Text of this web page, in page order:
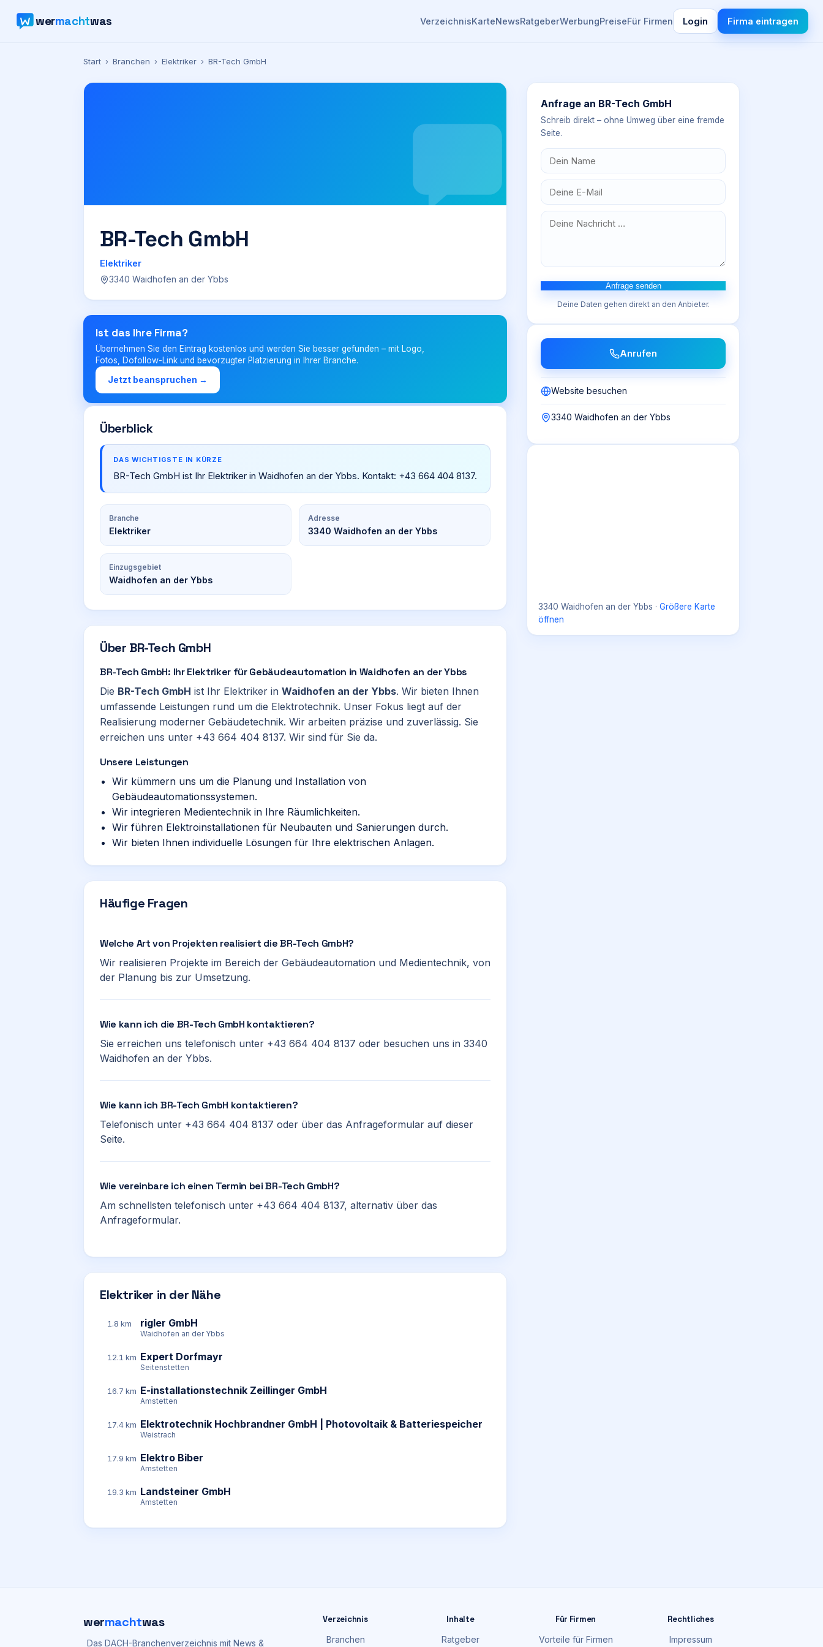
wermachtwas VerzeichnisKarteNewsRatgeberWerbungPreiseFür Firmen Login Firma eintragen
Start › Branchen › Elektriker › BR-Tech GmbH
BR-Tech GmbH
Elektriker
3340 Waidhofen an der Ybbs
Ist das Ihre Firma?
Übernehmen Sie den Eintrag kostenlos und werden Sie besser gefunden – mit Logo,
Fotos, Dofollow-Link und bevorzugter Platzierung in Ihrer Branche.
Jetzt beanspruchen →
Überblick
DAS WICHTIGSTE IN KÜRZE
BR-Tech GmbH ist Ihr Elektriker in Waidhofen an der Ybbs. Kontakt: +43 664 404 8137.
Branche
Elektriker
Adresse
3340 Waidhofen an der Ybbs
Einzugsgebiet
Waidhofen an der Ybbs
Über BR-Tech GmbH
BR-Tech GmbH: Ihr Elektriker für Gebäudeautomation in Waidhofen an der Ybbs
Die BR-Tech GmbH ist Ihr Elektriker in Waidhofen an der Ybbs. Wir bieten Ihnen
umfassende Leistungen rund um die Elektrotechnik. Unser Fokus liegt auf der
Realisierung moderner Gebäudetechnik. Wir arbeiten präzise und zuverlässig. Sie
erreichen uns unter +43 664 404 8137. Wir sind für Sie da.
Unsere Leistungen
Wir kümmern uns um die Planung und Installation von
Gebäudeautomationssystemen.
Wir integrieren Medientechnik in Ihre Räumlichkeiten.
Wir führen Elektroinstallationen für Neubauten und Sanierungen durch.
Wir bieten Ihnen individuelle Lösungen für Ihre elektrischen Anlagen.
Häufige Fragen
Welche Art von Projekten realisiert die BR-Tech GmbH?
Wir realisieren Projekte im Bereich der Gebäudeautomation und Medientechnik, von
der Planung bis zur Umsetzung.
Wie kann ich die BR-Tech GmbH kontaktieren?
Sie erreichen uns telefonisch unter +43 664 404 8137 oder besuchen uns in 3340
Waidhofen an der Ybbs.
Wie kann ich BR-Tech GmbH kontaktieren?
Telefonisch unter +43 664 404 8137 oder über das Anfrageformular auf dieser
Seite.
Wie vereinbare ich einen Termin bei BR-Tech GmbH?
Am schnellsten telefonisch unter +43 664 404 8137, alternativ über das
Anfrageformular.
Elektriker in der Nähe
1.8 km rigler GmbH
Waidhofen an der Ybbs
12.1 km Expert Dorfmayr
Seitenstetten
16.7 km E-installationstechnik Zeillinger GmbH
Amstetten
17.4 km Elektrotechnik Hochbrandner GmbH | Photovoltaik & Batteriespeicher
Weistrach
17.9 km Elektro Biber
Amstetten
19.3 km Landsteiner GmbH
Amstetten
Anfrage an BR-Tech GmbH
Schreib direkt – ohne Umweg über eine fremde
Seite.
Anfrage senden
Deine Daten gehen direkt an den Anbieter.
Anrufen
Website besuchen
3340 Waidhofen an der Ybbs
3340 Waidhofen an der Ybbs · Größere Karte
öffnen
wermachtwas
Das DACH-Branchenverzeichnis mit News &
Verzeichnis
Branchen
Inhalte
Ratgeber
Für Firmen
Vorteile für Firmen
Rechtliches
Impressum